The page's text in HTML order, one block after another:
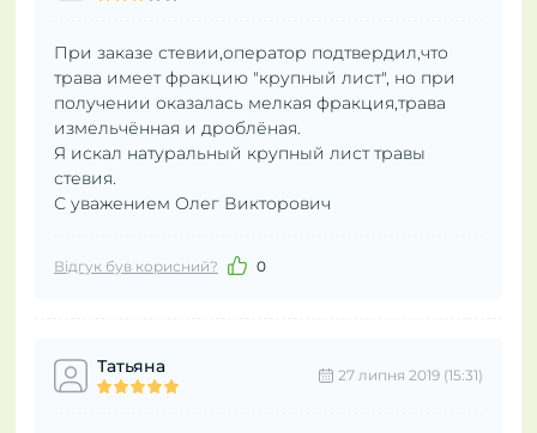
При заказе стевии,оператор подтвердил,что
трава имеет фракцию "крупный лист", но при
получении оказалась мелкая фракция,трава
измельчённая и дроблёная.
Я искал натуральный крупный лист травы
стевия.
С уважением Олег Викторович
Відгук був корисний? 0
Татьяна 27 липня 2019 (15:31)